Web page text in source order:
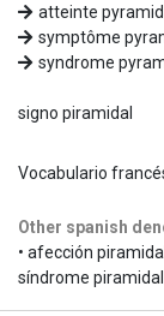
atteinte
symptôme
syndrome
signo piramidal
Vocabulario
Other spanish
• afección
síndrome piramidal